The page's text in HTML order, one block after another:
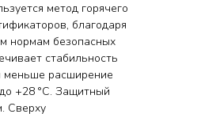
метод горячего
благодаря
нормам безопасных
стабильность
меньше расширение
+28 °C. Защитный
Сверху